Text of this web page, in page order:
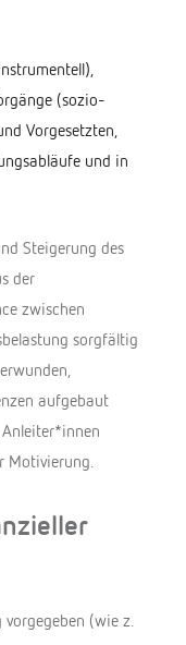
(sozio-
Vorgesetzten,
und in
Steigerung des
der
zwischen
sorgfältig
aufgebaut
Motivierung.
(wie z.